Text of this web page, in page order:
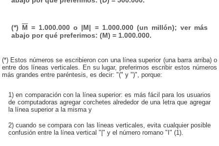
(*) M = 1.000.000 o |M| = 1.000.000 (un millón); ver más
abajo por qué preferimos: (M) = 1.000.000.
(*) Estos números se escribieron con una línea superior (una barra arriba) o
entre dos líneas verticales. En su lugar, preferimos escribir estos números
más grandes entre paréntesis, es decir: "(" y ")", porque:
1) en comparación con la línea superior: es más fácil para los usuarios
de computadoras agregar corchetes alrededor de una letra que agregar
la línea superior a la misma y
2) cuando se compara con las líneas verticales, evita cualquier posible
confusión entre la línea vertical "|" y el número romano "I" (1).